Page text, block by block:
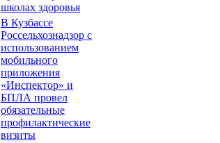
школах здоровья
В Кузбассе
Россельхознадзор с
использованием
мобильного
приложения
«Инспектор» и
БПЛА провел
обязательные
профилактические
визиты